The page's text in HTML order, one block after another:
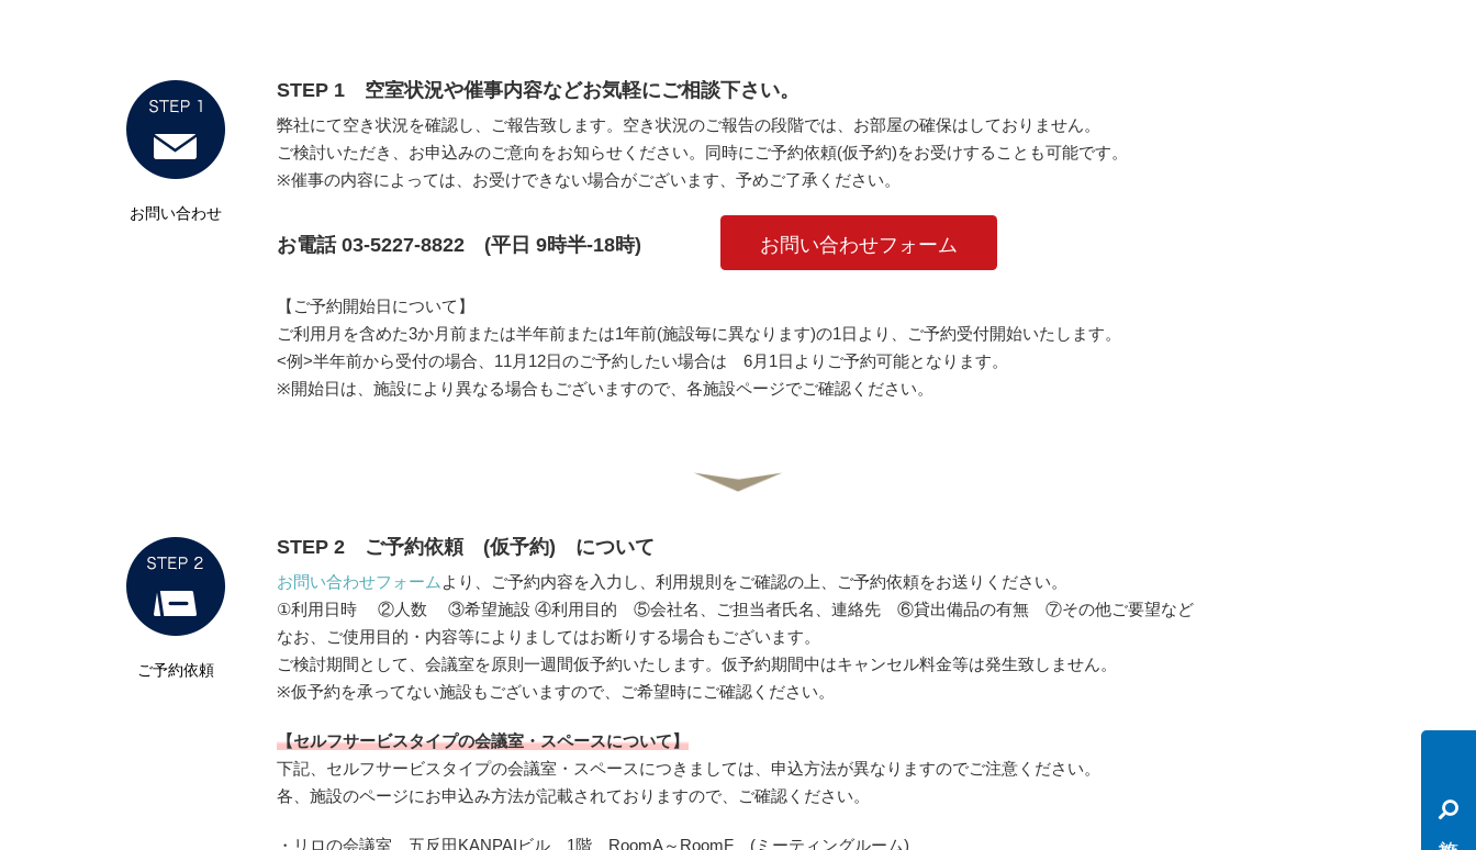
お問い合わせ
STEP 1 空室状況や催事内容などお気軽にご相談下さい。
弊社にて空き状況を確認し、ご報告致します。空き状況のご報告の段階では、お部屋の確保はしておりません。
ご検討いただき、お申込みのご意向をお知らせください。同時にご予約依頼(仮予約)をお受けすることも可能です。
※催事の内容によっては、お受けできない場合がございます、予めご了承ください。
お電話 03-5227-8822 (平日 9時半-18時) お問い合わせフォーム
【ご予約開始日について】
ご利用月を含めた3か月前または半年前または1年前(施設毎に異なります)の1日より、ご予約受付開始いたします。
<例>半年前から受付の場合、11月12日のご予約したい場合は 6月1日よりご予約可能となります。
※開始日は、施設により異なる場合もございますので、各施設ページでご確認ください。
ご予約依頼
STEP 2 ご予約依頼 (仮予約) について
お問い合わせフォーム より、ご予約内容を入力し、利用規則をご確認の上、ご予約依頼をお送りください。
①利用日時 ②人数 ③希望施設 ④利用目的 ⑤会社名、ご担当者氏名、連絡先 ⑥貸出備品の有無 ⑦その他ご要望など
なお、ご使用目的・内容等によりましてはお断りする場合もございます。
ご検討期間として、会議室を原則一週間仮予約いたします。仮予約期間中はキャンセル料金等は発生致しません。
※仮予約を承ってない施設もございますので、ご希望時にご確認ください。
【セルフサービスタイプの会議室・スペースについて】
下記、セルフサービスタイプの会議室・スペースにつきましては、申込方法が異なりますのでご注意ください。
各、施設のページにお申込み方法が記載されておりますので、ご確認ください。
・リロの会議室 五反田KANPAIビル 1階 RoomA～RoomF (ミーティングルーム)